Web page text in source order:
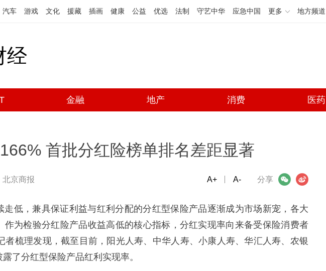
汽车 游戏 文化 援藏 插画 健康 公益 优选 法制 守艺中华 应急中国 更多 地方频道
经
金融 地产 消费 医药
首批分红险榜单排名差距显著
北京商报 分享
微信 微博
A+ A-
走低，兼具保证利益与红利分配的分红型保险产品逐渐成为市场新宠，各大
作为检验分红险产品收益高低的核心指标，分红实现率向来备受保险消费者
者梳理发现，截至目前，阳光人寿、中华人寿、小康人寿、华汇人寿、农银
了分红型保险产品红利实现率。